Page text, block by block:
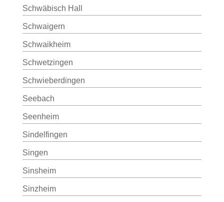
Schwäbisch Hall
Schwaigern
Schwaikheim
Schwetzingen
Schwieberdingen
Seebach
Seenheim
Sindelfingen
Singen
Sinsheim
Sinzheim